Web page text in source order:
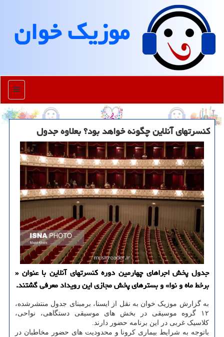
موزیك خوان
منو
كنسرتهای آنلاین چگونه خواهد بود؟ بعلاوه جدول
جدول پخش اجراهای چهارمین دوره کنسرتهای آنلاین با عنوان «
برخط ماه و نوا» و بسترهای پخش مجازی این رویداد معرفی گشتند.
به گزارش موزیک خوان به نقل از ایسنا، برمبنای جدول منتشرشده،
۱۲ گروه موسیقی در بخش های موسیقی دستگاهی، نواحی،
کلاسیک غربی در این برنامه حضور دارند‎.
باتوجه به شرایط بیماری کرونا و محدودیت های حضور مخاطبان در